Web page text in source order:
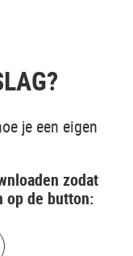
je een eigen
zodat
op de button: